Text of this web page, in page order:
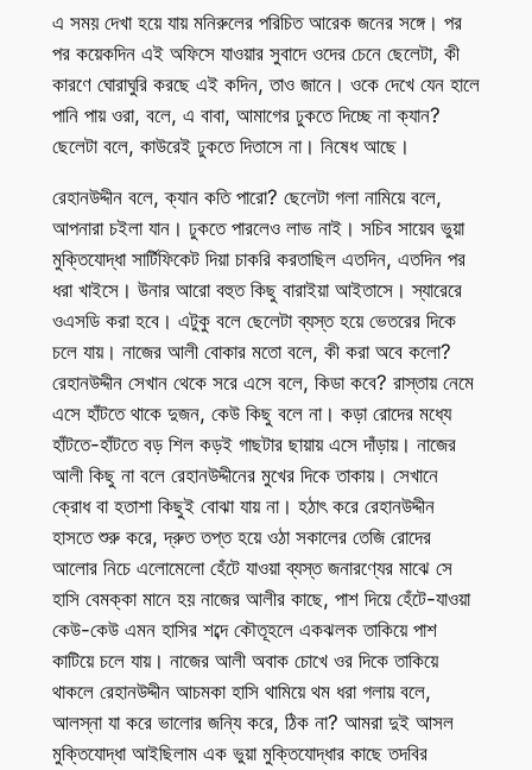
এ সময় দেখা হয়ে যায় মনিরুলের পরিচিত আরেক জনের সঙ্গে। পর
পর কয়েকদিন এই অফিসে যাওয়ার সুবাদে ওদের চেনে ছেলেটা, কী
কারণে ঘোরাঘুরি করছে এই কদিন, তাও জানে। ওকে দেখে যেন হালে
পানি পায় ওরা, বলে, এ বাবা, আমাগের ঢুকতে দিচ্ছে না ক্যান?
ছেলেটা বলে, কাউরেই ঢুকতে দিতাসে না। নিষেধ আছে।
রেহানউদ্দীন বলে, ক্যান কতি পারো? ছেলেটা গলা নামিয়ে বলে,
আপনারা চইলা যান। ঢুকতে পারলেও লাভ নাই। সচিব সায়েব ভুয়া
মুক্তিযোদ্ধা সার্টিফিকেট দিয়া চাকরি করতাছিল এতদিন, এতদিন পর
ধরা খাইসে। উনার আরো বহুত কিছু বারাইয়া আইতাসে। স্যারেরে
ওএসডি করা হবে। এটুকু বলে ছেলেটা ব্যস্ত হয়ে ভেতরের দিকে
চলে যায়। নাজের আলী বোকার মতো বলে, কী করা অবে কলো?
রেহানউদ্দীন সেখান থেকে সরে এসে বলে, কিডা কবে? রাস্তায় নেমে
এসে হাঁটতে থাকে দুজন, কেউ কিছু বলে না। কড়া রোদের মধ্যে
হাঁটতে-হাঁটতে বড় শিল কড়ই গাছটার ছায়ায় এসে দাঁড়ায়। নাজের
আলী কিছু না বলে রেহানউদ্দীনের মুখের দিকে তাকায়। সেখানে
ক্রোধ বা হতাশা কিছুই বোঝা যায় না। হঠাৎ করে রেহানউদ্দীন
হাসতে শুরু করে, দ্রুত তপ্ত হয়ে ওঠা সকালের তেজি রোদের
আলোর নিচে এলোমেলো হেঁটে যাওয়া ব্যস্ত জনারণ্যের মাঝে সে
হাসি বেমক্কা মানে হয় নাজের আলীর কাছে, পাশ দিয়ে হেঁটে-যাওয়া
কেউ-কেউ এমন হাসির শব্দে কৌতূহলে একঝলক তাকিয়ে পাশ
কাটিয়ে চলে যায়। নাজের আলী অবাক চোখে ওর দিকে তাকিয়ে
থাকলে রেহানউদ্দীন আচমকা হাসি থামিয়ে থম ধরা গলায় বলে,
আলস্না যা করে ভালোর জন্যি করে, ঠিক না? আমরা দুই আসল
মুক্তিযোদ্ধা আইছিলাম এক ভুয়া মুক্তিযোদ্ধার কাছে তদবির